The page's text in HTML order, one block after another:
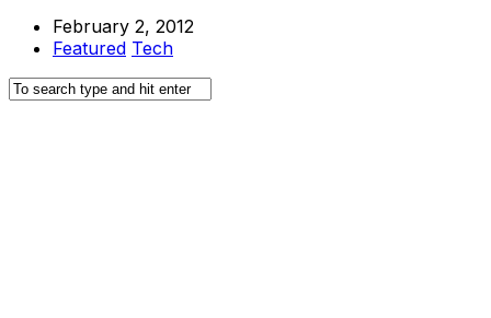
February 2, 2012
Featured Tech